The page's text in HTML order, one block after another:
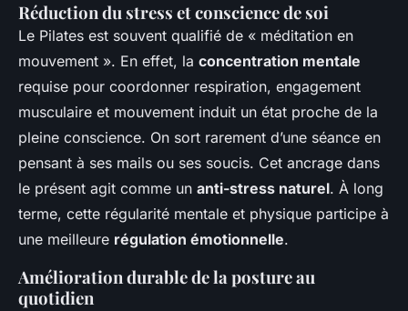
Réduction du stress et conscience de soi
Le Pilates est souvent qualifié de « méditation en
mouvement ». En effet, la concentration mentale
requise pour coordonner respiration, engagement
musculaire et mouvement induit un état proche de la
pleine conscience. On sort rarement d’une séance en
pensant à ses mails ou ses soucis. Cet ancrage dans
le présent agit comme un anti-stress naturel. À long
terme, cette régularité mentale et physique participe à
une meilleure régulation émotionnelle.
Amélioration durable de la posture au
quotidien